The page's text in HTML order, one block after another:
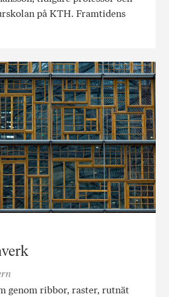
på KTH. Framtidens
genom ribbor, raster, rutnät